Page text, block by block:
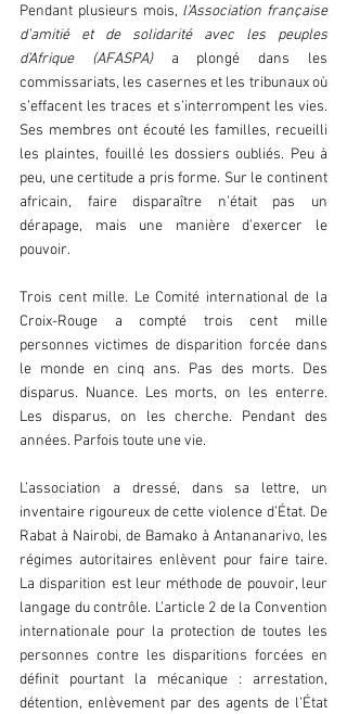
Pendant plusieurs mois, l’Association française
d’amitié et de solidarité avec les peuples
d’Afrique (AFASPA) a plongé dans les
commissariats, les casernes et les tribunaux où
s’effacent les traces et s’interrompent les vies.
Ses membres ont écouté les familles, recueilli
les plaintes, fouillé les dossiers oubliés. Peu à
peu, une certitude a pris forme. Sur le continent
africain, faire disparaître n’était pas un
dérapage, mais une manière d’exercer le
pouvoir.
Trois cent mille. Le Comité international de la
Croix-Rouge a compté trois cent mille
personnes victimes de disparition forcée dans
le monde en cinq ans. Pas des morts. Des
disparus. Nuance. Les morts, on les enterre.
Les disparus, on les cherche. Pendant des
années. Parfois toute une vie.
L’association a dressé, dans sa lettre, un
inventaire rigoureux de cette violence d’État. De
Rabat à Nairobi, de Bamako à Antananarivo, les
régimes autoritaires enlèvent pour faire taire.
La disparition est leur méthode de pouvoir, leur
langage du contrôle. L’article 2 de la Convention
internationale pour la protection de toutes les
personnes contre les disparitions forcées en
définit pourtant la mécanique : arrestation,
détention, enlèvement par des agents de l’État